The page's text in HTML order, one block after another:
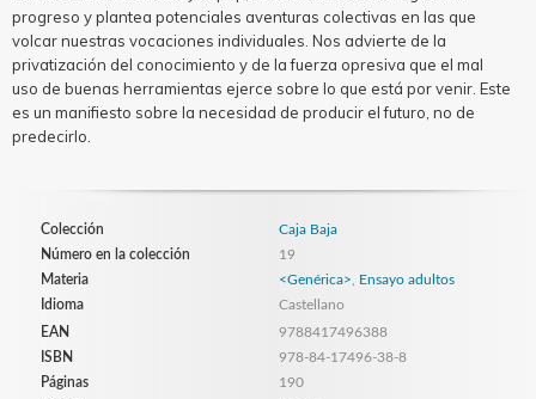
progreso y plantea potenciales aventuras colectivas en las que
volcar nuestras vocaciones individuales. Nos advierte de la
privatización del conocimiento y de la fuerza opresiva que el mal
uso de buenas herramientas ejerce sobre lo que está por venir. Este
es un manifiesto sobre la necesidad de producir el futuro, no de
predecirlo.
Colección
Caja Baja
Número en la colección
19
Materia
<Genérica>
Ensayo adultos
Idioma
Castellano
EAN
9788417496388
ISBN
978-84-17496-38-8
Páginas
190